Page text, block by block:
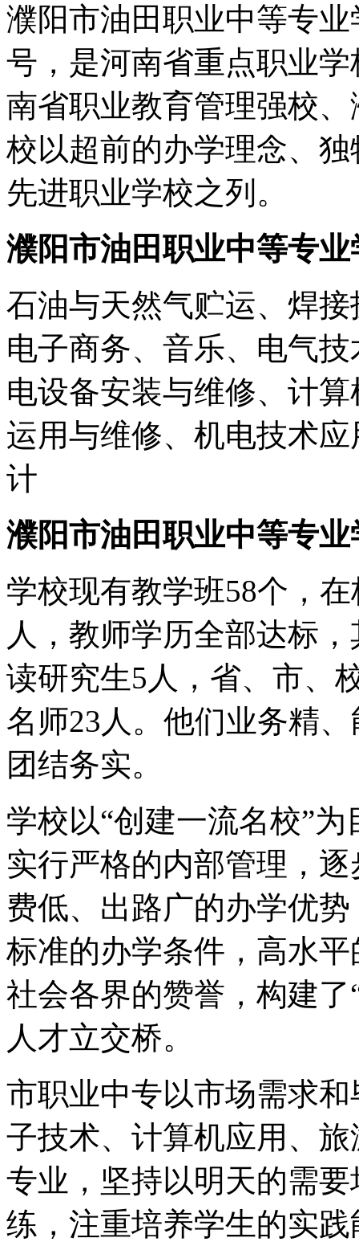
濮阳市油田职业中等专
号，是河南省重点职业
南省职业教育管理强校
校以超前的办学理念、
先进职业学校之列。
濮阳市油田职业中等专
石油与天然气贮运、焊
电子商务、音乐、电气
电设备安装与维修、计
运用与维修、机电技术
计
濮阳市油田职业中等专
学校现有教学班58个，
人，教师学历全部达标
读研究生5人，省、市、
名师23人。他们业务精
团结务实。
学校以“创建一流名校”
实行严格的内部管理，
费低、出路广的办学优
标准的办学条件，高水
社会各界的赞誉，构建
人才立交桥。
市职业中专以市场需求
子技术、计算机应用、
专业，坚持以明天的需
练，注重培养学生的实